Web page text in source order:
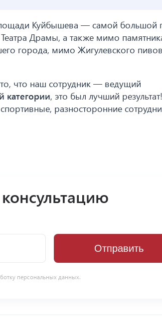
Куйбышева — самой большой
Драмы, а также мимо
города, мимо Жигулевского
что наш сотрудник — ведущий
категории, это был лучший
разносторонние
Отправить
персональных данных.